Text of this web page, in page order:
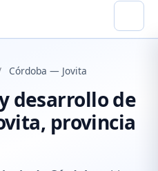
Córdoba — Jovita
desarrollo de
provincia